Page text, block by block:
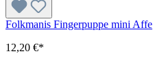
Folkmanis Fingerpuppe mini Affe
12,20 €*